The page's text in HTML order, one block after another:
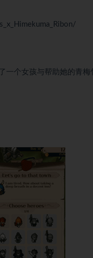
一个女孩与帮助她的青